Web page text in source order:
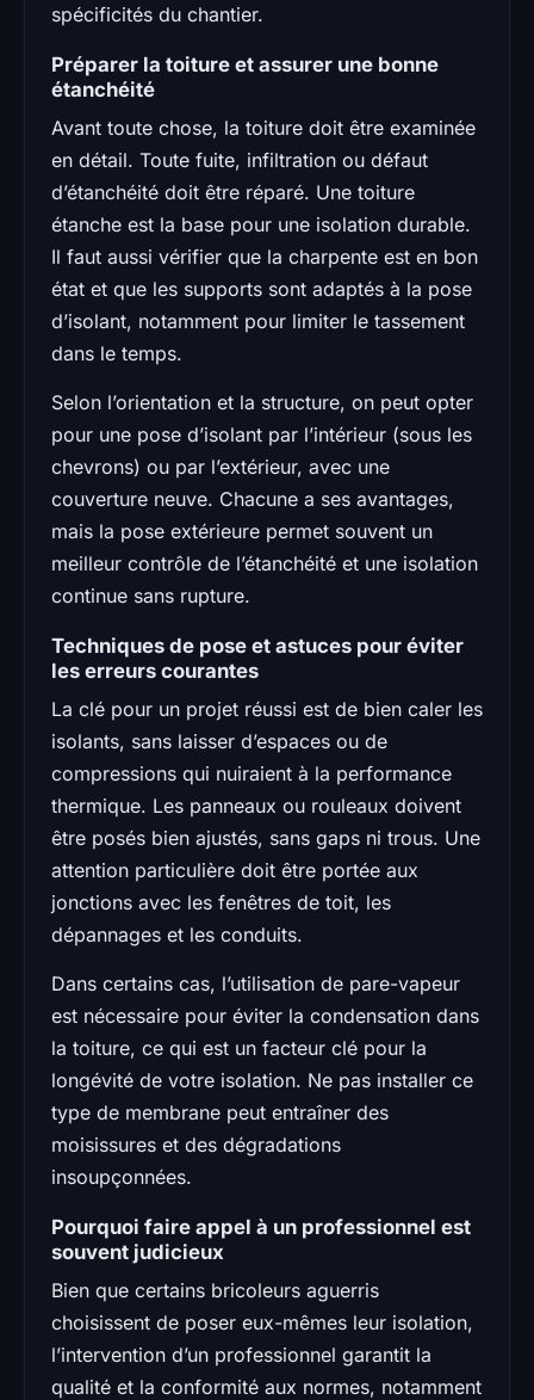
spécificités du chantier.
Préparer la toiture et assurer une bonne
étanchéité
Avant toute chose, la toiture doit être examinée
en détail. Toute fuite, infiltration ou défaut
d’étanchéité doit être réparé. Une toiture
étanche est la base pour une isolation durable.
Il faut aussi vérifier que la charpente est en bon
état et que les supports sont adaptés à la pose
d’isolant, notamment pour limiter le tassement
dans le temps.
Selon l’orientation et la structure, on peut opter
pour une pose d’isolant par l’intérieur (sous les
chevrons) ou par l’extérieur, avec une
couverture neuve. Chacune a ses avantages,
mais la pose extérieure permet souvent un
meilleur contrôle de l’étanchéité et une isolation
continue sans rupture.
Techniques de pose et astuces pour éviter
les erreurs courantes
La clé pour un projet réussi est de bien caler les
isolants, sans laisser d’espaces ou de
compressions qui nuiraient à la performance
thermique. Les panneaux ou rouleaux doivent
être posés bien ajustés, sans gaps ni trous. Une
attention particulière doit être portée aux
jonctions avec les fenêtres de toit, les
dépannages et les conduits.
Dans certains cas, l’utilisation de pare-vapeur
est nécessaire pour éviter la condensation dans
la toiture, ce qui est un facteur clé pour la
longévité de votre isolation. Ne pas installer ce
type de membrane peut entraîner des
moisissures et des dégradations
insoupçonnées.
Pourquoi faire appel à un professionnel est
souvent judicieux
Bien que certains bricoleurs aguerris
choisissent de poser eux-mêmes leur isolation,
l’intervention d’un professionnel garantit la
qualité et la conformité aux normes, notamment